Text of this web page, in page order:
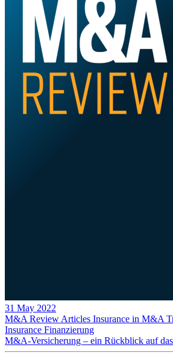
31 May 2022
M&A Review Articles Insurance in M&A
Insurance Finanzierung
M&A-Versicherung – ein Rückblick auf das